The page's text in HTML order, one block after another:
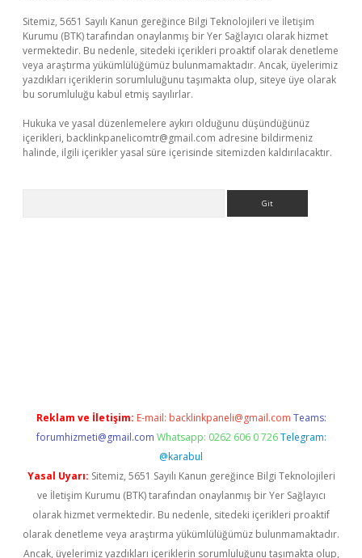
Sitemiz, 5651 Sayılı Kanun gereğince Bilgi Teknolojileri ve İletişim
Kurumu (BTK) tarafından onaylanmış bir Yer Sağlayıcı olarak hizmet
vermektedir. Bu nedenle, sitedeki içerikleri proaktif olarak denetleme
veya araştırma yükümlülüğümüz bulunmamaktadır. Ancak, üyelerimiz
yazdıkları içeriklerin sorumluluğunu taşımakta olup, siteye üye olarak
bu sorumluluğu kabul etmiş sayılırlar.
Hukuka ve yasal düzenlemelere aykırı olduğunu düşündüğünüz
içerikleri, backlinkpanelicomtr@gmail.com adresine bildirmeniz
halinde, ilgili içerikler yasal süre içerisinde sitemizden kaldırılacaktır.
Reklam ve İletişim: E-mail: backlinkpaneli@gmail.com Teams:
forumhizmeti@gmail.com Whatsapp: 0262 606 0 726 Telegram:
@karabul
Yasal Uyarı: Sitemiz, 5651 Sayılı Kanun gereğince Bilgi Teknolojileri
ve İletişim Kurumu (BTK) tarafından onaylanmış bir Yer Sağlayıcı
olarak hizmet vermektedir. Bu nedenle, sitedeki içerikleri proaktif
olarak denetleme veya araştırma yükümlülüğümüz bulunmamaktadır.
Ancak, üyelerimiz yazdıkları içeriklerin sorumluluğunu taşımakta olup,